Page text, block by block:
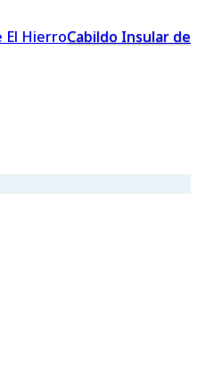
Cabildo Insular de